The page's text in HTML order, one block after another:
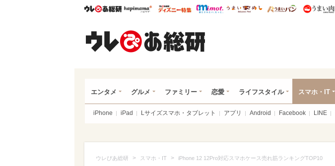
ウレぴあ総研ハピママ* ウレぴあ総研 ディズニー特集
mimot. うまいめし うまいパン
エンタメ グルメ ファミリー 恋愛 ライフスタイル スマホ・IT
iPhone iPad Lサイズスマホ・タブレット アプリ Android Facebook LINE
ウレぴあ総研 > スマホ・IT > iPhone 12 12Pro対応スマホケース売れ筋ランキングTOP10